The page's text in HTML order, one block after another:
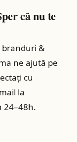
că nu te
branduri &
ne ajută pe
cu
la